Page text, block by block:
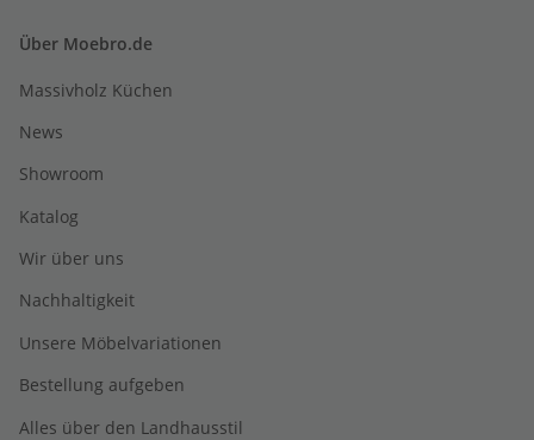
Über Moebro.de
Massivholz Küchen
News
Showroom
Katalog
Wir über uns
Nachhaltigkeit
Unsere Möbelvariationen
Bestellung aufgeben
Alles über den Landhausstil